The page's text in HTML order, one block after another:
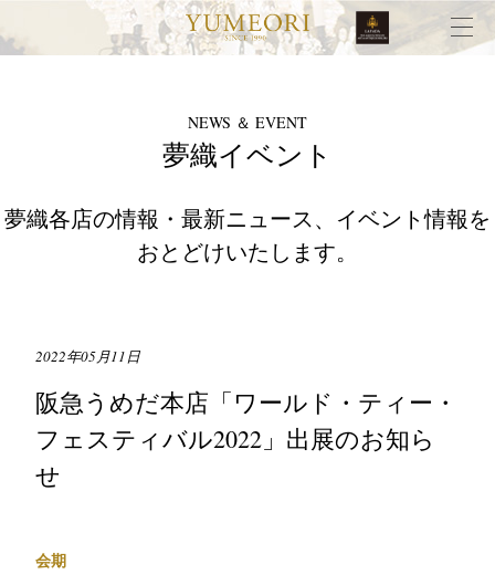
NEWS ＆ EVENT
夢織イベント
夢織各店の情報・最新ニュース、イベント情報を
おとどけいたします。
2022年05月11日
阪急うめだ本店「ワールド・ティー・
フェスティバル2022」出展のお知ら
せ
会期